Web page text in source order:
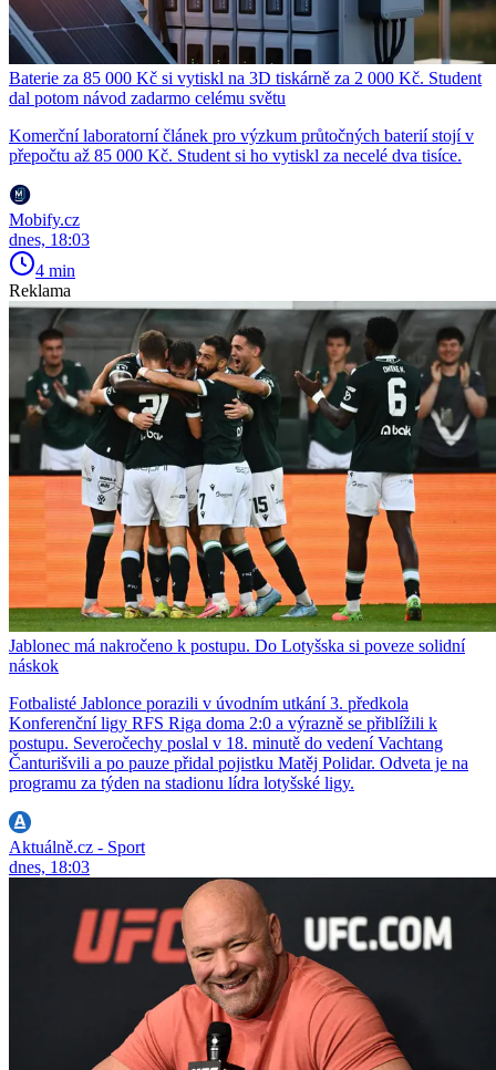
Baterie za 85 000 Kč si vytiskl na 3D tiskárně za 2 000 Kč. Student
dal potom návod zadarmo celému světu
Komerční laboratorní článek pro výzkum průtočných baterií stojí v
přepočtu až 85 000 Kč. Student si ho vytiskl za necelé dva tisíce.
Mobify.cz
dnes, 18:03
4 min
Reklama
Jablonec má nakročeno k postupu. Do Lotyšska si poveze solidní
náskok
Fotbalisté Jablonce porazili v úvodním utkání 3. předkola
Konferenční ligy RFS Riga doma 2:0 a výrazně se přiblížili k
postupu. Severočechy poslal v 18. minutě do vedení Vachtang
Čanturišvili a po pauze přidal pojistku Matěj Polidar. Odveta je na
programu za týden na stadionu lídra lotyšské ligy.
Aktuálně.cz - Sport
dnes, 18:03